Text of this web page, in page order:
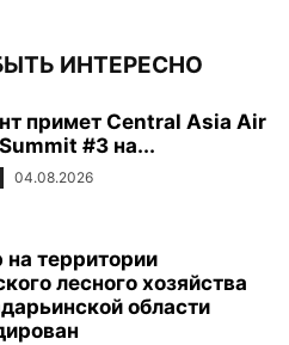
ИНТЕРЕСНО
примет Central Asia Air
#3 на...
04.08.2026
территории
лесного хозяйства
области